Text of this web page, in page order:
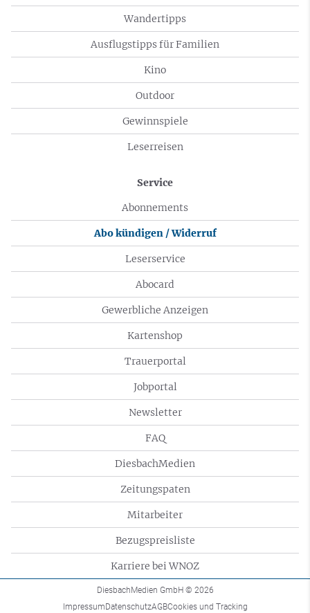
Wandertipps
Ausflugstipps für Familien
Kino
Outdoor
Gewinnspiele
Leserreisen
Service
Abonnements
Abo kündigen / Widerruf
Leserservice
Abocard
Gewerbliche Anzeigen
Kartenshop
Trauerportal
Jobportal
Newsletter
FAQ
DiesbachMedien
Zeitungspaten
Mitarbeiter
Bezugspreisliste
Karriere bei WNOZ
DiesbachMedien GmbH © 2026
ImpressumDatenschutzAGBCookies und Tracking